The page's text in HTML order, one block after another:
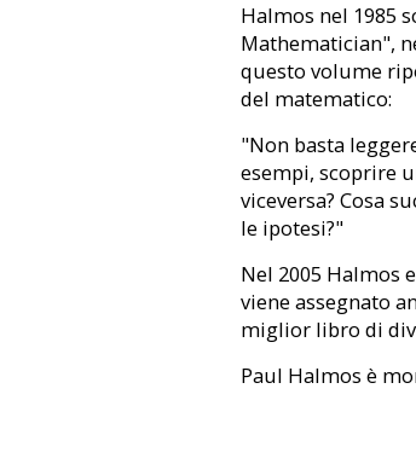
Halmos nel 1985
Mathematician",
questo volume
del matematico:
"Non basta
esempi, scoprire
viceversa? Cosa
le ipotesi?"
Nel 2005 Halmos
viene assegnato
miglior libro di
Paul Halmos è